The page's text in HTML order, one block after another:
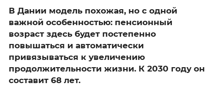
В Дании модель похожая, но с одной
важной особенностью: пенсионный
возраст здесь будет постепенно
повышаться и автоматически
привязываться к увеличению
продолжительности жизни. К 2030 году он
составит 68 лет.